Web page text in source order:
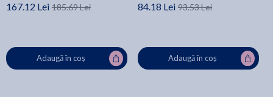
167.12 Lei 185.69 Lei
Adaugă în coș
84.18 Lei 93.53 Lei
Adaugă în coș